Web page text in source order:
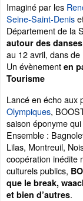
Imaginé par les
Seine-Saint-Denis
Département de la
autour des
au 12 avril, dans
Un évènement en
Tourisme
Lancé en écho aux
Olympiques,
saison éponyme qui
Ensemble :
Lilas, Montreuil,
coopération inédite
culturels publics,
que le break,
et bien d’autres.